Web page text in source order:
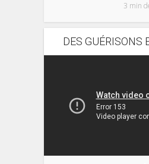
3 min
DES GUÉRISONS